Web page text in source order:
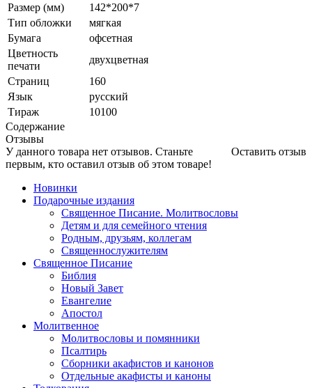
Размер (мм)
142*200*7
Тип обложки
мягкая
Бумага
офсетная
Цветность
печати
двухцветная
Страниц
160
Язык
русский
Тираж
10100
Содержание
Отзывы
Оставить отзыв
У данного товара нет отзывов. Станьте
первым, кто оставил отзыв об этом товаре!
Новинки
Подарочные издания
Священное Писание. Молитвословы
Детям и для семейного чтения
Родным, друзьям, коллегам
Священнослужителям
Священное Писание
Библия
Новый Завет
Евангелие
Апостол
Молитвенное
Молитвословы и помянники
Псалтирь
Сборники акафистов и канонов
Отдельные акафисты и каноны